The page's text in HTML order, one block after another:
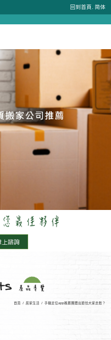
回到首頁. 简体
首頁 / 居家生活 / 手機定位app推薦團體出遊怕大家走散？